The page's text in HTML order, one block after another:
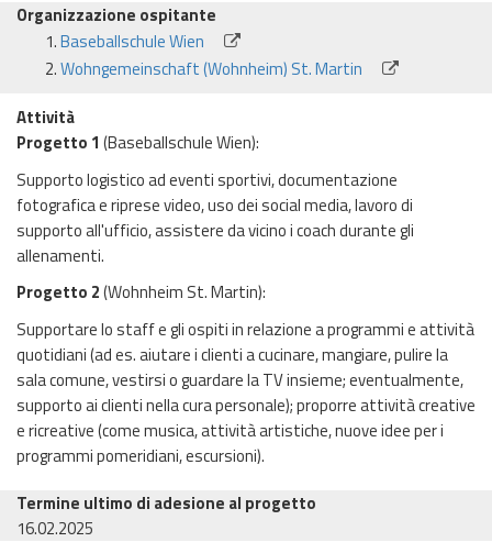
Organizzazione ospitante
Baseballschule Wien
Wohngemeinschaft (Wohnheim) St. Martin
Attività
Progetto 1 (Baseballschule Wien):
Supporto logistico ad eventi sportivi, documentazione
fotografica e riprese video, uso dei social media, lavoro di
supporto all'ufficio, assistere da vicino i coach durante gli
allenamenti.
Progetto 2(Wohnheim St. Martin):
Supportare lo staff e gli ospiti in relazione a programmi e attività
quotidiani (ad es. aiutare i clienti a cucinare, mangiare, pulire la
sala comune, vestirsi o guardare la TV insieme; eventualmente,
supporto ai clienti nella cura personale); proporre attività creative
e ricreative (come musica, attività artistiche, nuove idee per i
programmi pomeridiani, escursioni).
Termine ultimo di adesione al progetto
16.02.2025